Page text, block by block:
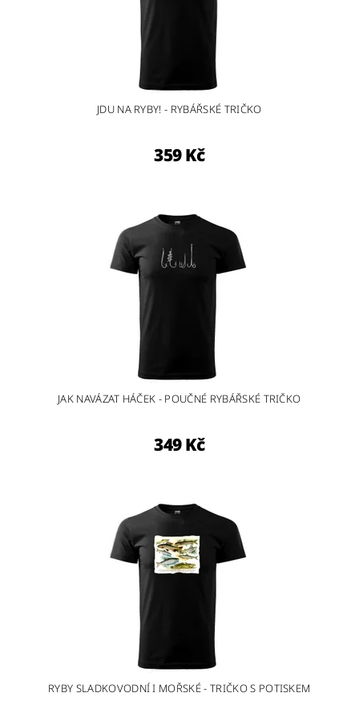
JDU NA RYBY! - RYBÁŘSKÉ TRIČKO
359 Kč
JAK NAVÁZAT HÁČEK - POUČNÉ RYBÁŘSKÉ TRIČKO
349 Kč
RYBY SLADKOVODNÍ I MOŘSKÉ - TRIČKO S POTISKEM